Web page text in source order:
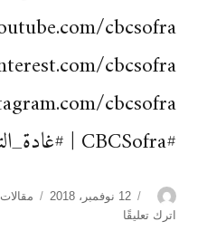
cbcsofra
cbcsofra/
cbcsofra
#CBCSofra | #غادة_التلي | #زعفران_وفانيلا
الكاتبنُشرت
في
12 نوفمبر، 2018 مقالات
اترك تعليقًا